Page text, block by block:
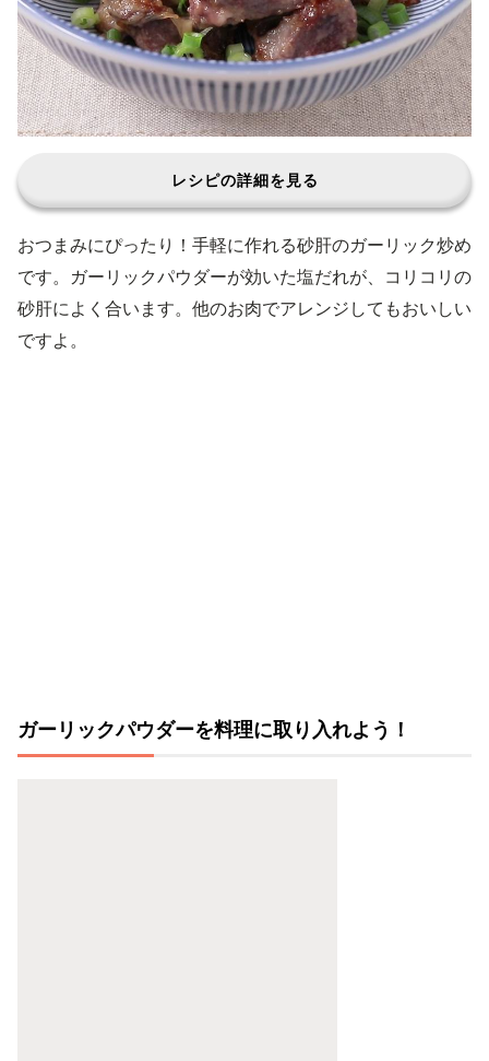
レシピの詳細を見る
おつまみにぴったり！手軽に作れる砂肝のガーリック炒め
です。ガーリックパウダーが効いた塩だれが、コリコリの
砂肝によく合います。他のお肉でアレンジしてもおいしい
ですよ。
ガーリックパウダーを料理に取り入れよう！